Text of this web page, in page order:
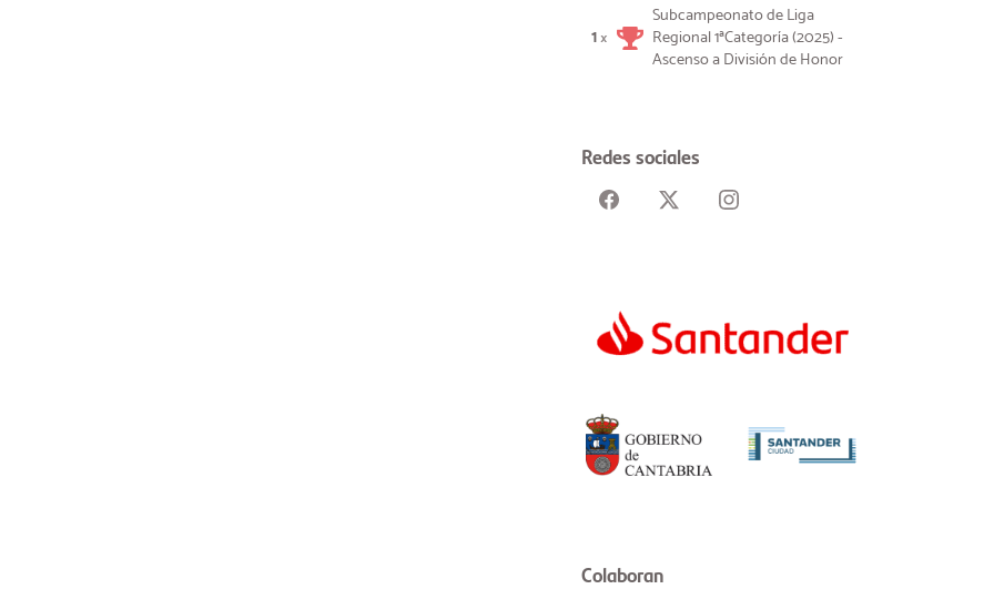
1×
Subcampeonato de Liga
Regional 1ªCategoría (2025) -
Ascenso a División de Honor
Redes sociales
Colaboran